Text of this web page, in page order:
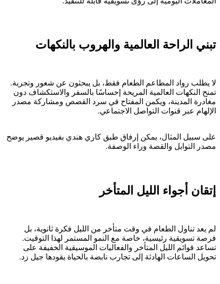
تبني الراحة العالمية والهروب بالنكهات
لا يطلب رواد المطاعم الطعام فقط، بل يبحثون عن شعور وتجربة.
تمنح النكهات العالمية المريحة إحساسًا بالسفر والاستكشاف دون
مغادرة المدينة، ويكمن المفتاح في سرد القصص ومشاركة مصدر
الإلهام عبر قنوات التواصل الاجتماعي.
على سبيل المثال، يمكن إرفاق طبق كاري هندي بفيديو قصير يوضح
مصدر التوابل والقصة وراء الوصفة.
إتقان أجواء الليل المتأخر
لم يعد تناول الطعام في وقت متأخر من الليل فكرة ثانوية، بل
فرصة تسويقية رئيسية، خاصة مع النمو المستمر لهذا التوقيت.
تساعد قوائم الليل المتأخر والفعاليات الموسيقية الخفيفة على
تحويل الساعات الهادئة إلى تجارب نابضة بالحياة يقودها جيل زد.